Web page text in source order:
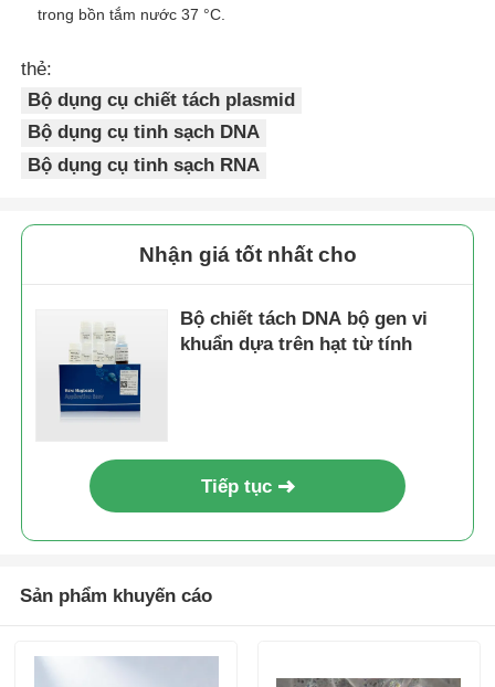
trong bồn tắm nước 37 °C.
thẻ:
Bộ dụng cụ chiết tách plasmid
Bộ dụng cụ tinh sạch DNA
Bộ dụng cụ tinh sạch RNA
Nhận giá tốt nhất cho
Bộ chiết tách DNA bộ gen vi
khuẩn dựa trên hạt từ tính
Tiếp tục
Sản phẩm khuyến cáo